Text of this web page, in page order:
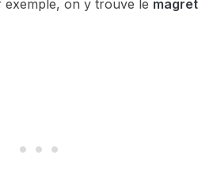
exemple, on y trouve le magret